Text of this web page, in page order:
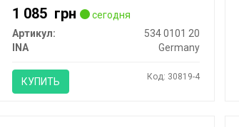
1 085 грн
сегодня
Артикул:
534 0101 20
INA
Germany
КУПИТЬ Код: 30819-4